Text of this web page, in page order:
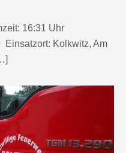
16:31 Uhr
Einsatzort: Kolkwitz, Am